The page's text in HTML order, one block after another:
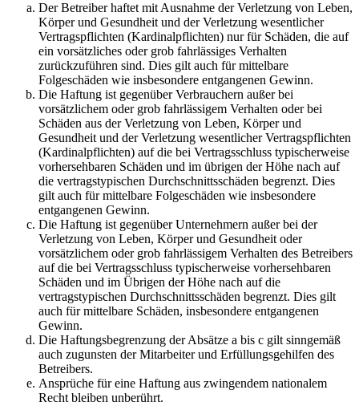
Der Betreiber haftet mit Ausnahme der Verletzung von Leben,
Körper und Gesundheit und der Verletzung wesentlicher
Vertragspflichten (Kardinalpflichten) nur für Schäden, die auf
ein vorsätzliches oder grob fahrlässiges Verhalten
zurückzuführen sind. Dies gilt auch für mittelbare
Folgeschäden wie insbesondere entgangenen Gewinn.
Die Haftung ist gegenüber Verbrauchern außer bei
vorsätzlichem oder grob fahrlässigem Verhalten oder bei
Schäden aus der Verletzung von Leben, Körper und
Gesundheit und der Verletzung wesentlicher Vertragspflichten
(Kardinalpflichten) auf die bei Vertragsschluss typischerweise
vorhersehbaren Schäden und im übrigen der Höhe nach auf
die vertragstypischen Durchschnittsschäden begrenzt. Dies
gilt auch für mittelbare Folgeschäden wie insbesondere
entgangenen Gewinn.
Die Haftung ist gegenüber Unternehmern außer bei der
Verletzung von Leben, Körper und Gesundheit oder
vorsätzlichem oder grob fahrlässigem Verhalten des Betreibers
auf die bei Vertragsschluss typischerweise vorhersehbaren
Schäden und im Übrigen der Höhe nach auf die
vertragstypischen Durchschnittsschäden begrenzt. Dies gilt
auch für mittelbare Schäden, insbesondere entgangenen
Gewinn.
Die Haftungsbegrenzung der Absätze a bis c gilt sinngemäß
auch zugunsten der Mitarbeiter und Erfüllungsgehilfen des
Betreibers.
Ansprüche für eine Haftung aus zwingendem nationalem
Recht bleiben unberührt.